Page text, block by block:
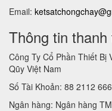
Email:
Thông tin thanh
Công Ty Cổ Phần Thiết Bị
Qũy Việt Nam
Số Tài Khoản: 88 2112
Ngân hàng: Ngân hàng